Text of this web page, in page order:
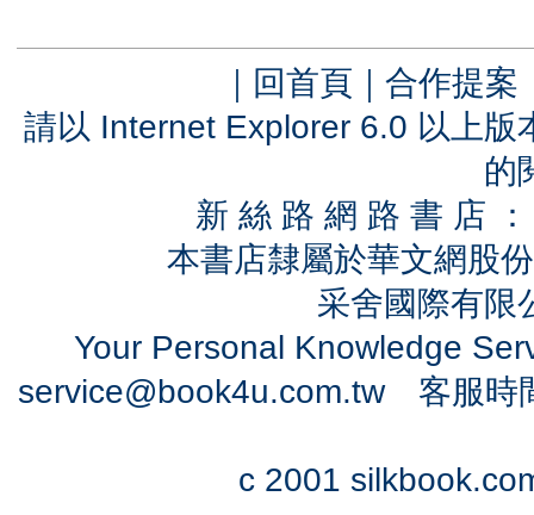
｜ 回首頁 ｜ 合作提案
請以 Internet Explorer 6.0 以上
的
新 絲 路 網 路 書 店
本書店隸屬於華文網股
采舍國際有
Your Personal Knowledge
service@book4u.com.tw客服時
c 2001